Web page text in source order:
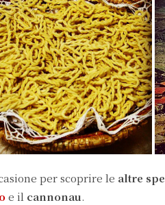
per scoprire le altre
e il cannonau.